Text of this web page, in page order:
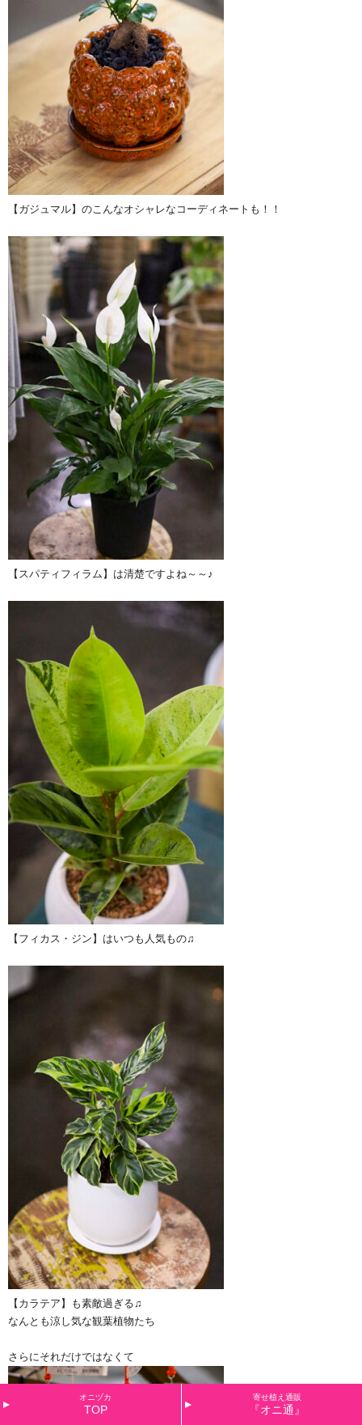
【ガジュマル】のこんなオシャレなコーディネートも！！
【スパティフィラム】は清楚ですよね～～♪
【フィカス・ジン】はいつも人気もの♫
【カラテア】も素敵過ぎる♫
なんとも涼し気な観葉植物たち
さらにそれだけではなくて
オニヅカ
TOP
寄せ植え通販
『オニ通』